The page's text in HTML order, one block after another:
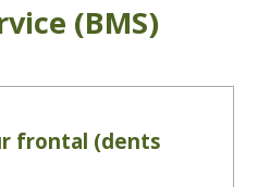
(BMS)
frontal (dents